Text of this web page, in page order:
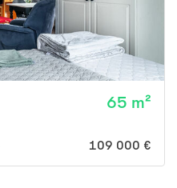
65 m²
109 000 €